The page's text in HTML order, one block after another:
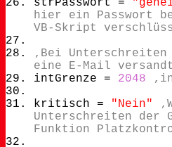
strPasswort =
hier ein Passwort
VB-Skript
‚Bei
eine E-Mail
intGrenze = 2048
kritisch =
"Nein"
Unterschreiten der
Funktion